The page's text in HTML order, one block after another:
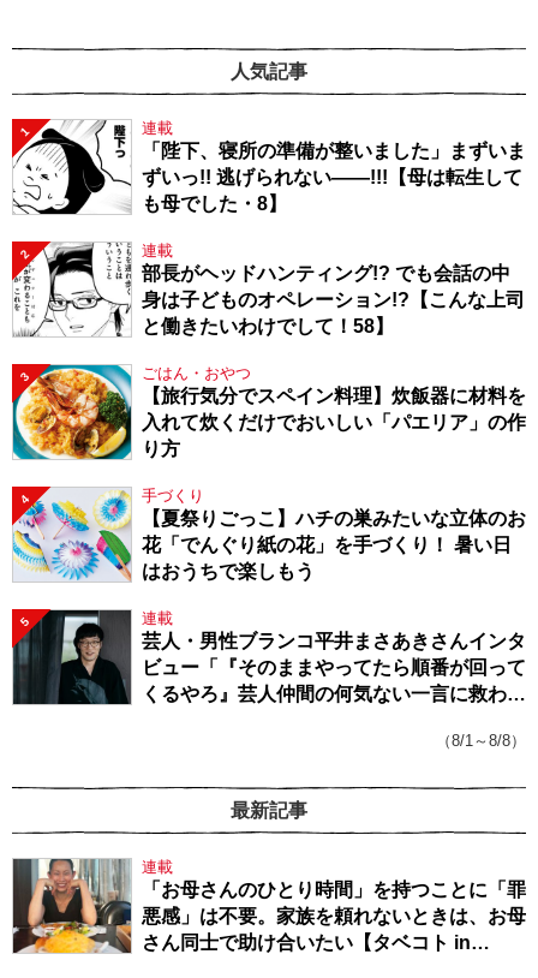
人気記事
1 連載
「陛下、寝所の準備が整いました」まずいま
ずいっ!! 逃げられない――!!!【母は転生して
も母でした・8】
2 連載
部長がヘッドハンティング!? でも会話の中
身は子どものオペレーション!?【こんな上司
と働きたいわけでして！58】
3 ごはん・おやつ
【旅行気分でスペイン料理】炊飯器に材料を
入れて炊くだけでおいしい「パエリア」の作
り方
4 手づくり
【夏祭りごっこ】ハチの巣みたいな立体のお
花「でんぐり紙の花」を手づくり！ 暑い日
はおうちで楽しもう
5 連載
芸人・男性ブランコ平井まさあきさんインタ
ビュー「『そのままやってたら順番が回って
くるやろ』芸人仲間の何気ない一言に救われ
（8/1～8/8）
最新記事
連載
「お母さんのひとり時間」を持つことに「罪
悪感」は不要。家族を頼れないときは、お母
さん同士で助け合いたい【タベコト in